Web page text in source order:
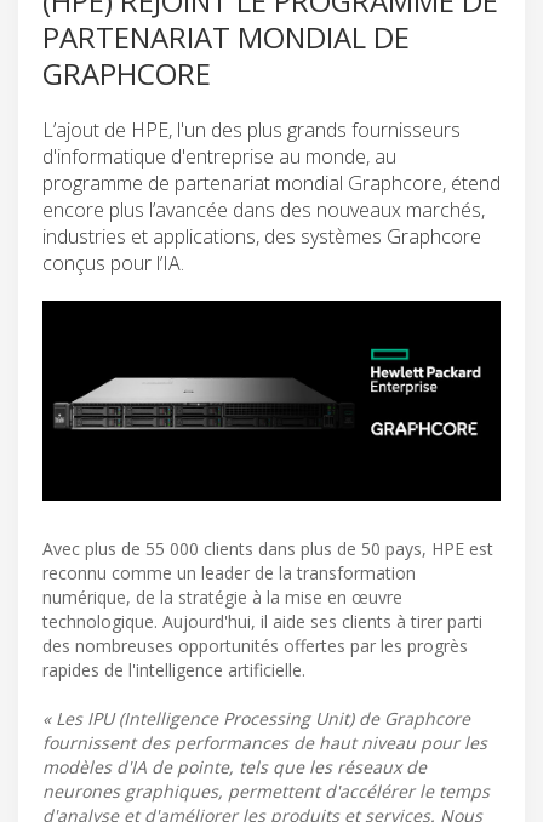
PARTENARIAT MONDIAL DE
GRAPHCORE
L’ajout de HPE, l'un des plus grands fournisseurs
d'informatique d'entreprise au monde, au
programme de partenariat mondial Graphcore, étend
encore plus l’avancée dans des nouveaux marchés,
industries et applications, des systèmes Graphcore
conçus pour l’IA.
Avec plus de 55 000 clients dans plus de 50 pays, HPE est
reconnu comme un leader de la transformation
numérique, de la stratégie à la mise en œuvre
technologique. Aujourd'hui, il aide ses clients à tirer parti
des nombreuses opportunités offertes par les progrès
rapides de l'intelligence artificielle.
« Les IPU (Intelligence Processing Unit) de Graphcore
fournissent des performances de haut niveau pour les
modèles d'IA de pointe, tels que les réseaux de
neurones graphiques, permettent d'accélérer le temps
d'analyse et d'améliorer les produits et services. Nous